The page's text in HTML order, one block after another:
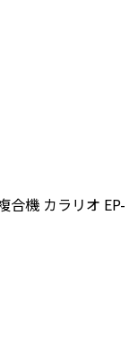
合機 カラリオ EP-